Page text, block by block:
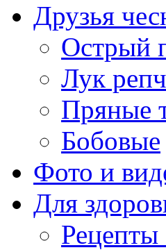
Друзья
Острый
Лук
Пряные
Бобовые
Фото и
Для
Рецепты